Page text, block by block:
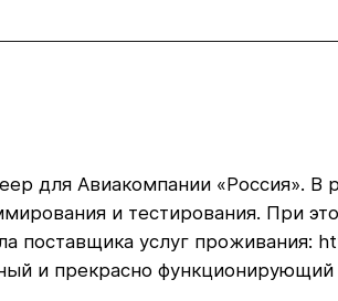
для Авиакомпании «Россия».
и тестирования. При
поставщика услуг проживания:
и прекрасно функционирующий